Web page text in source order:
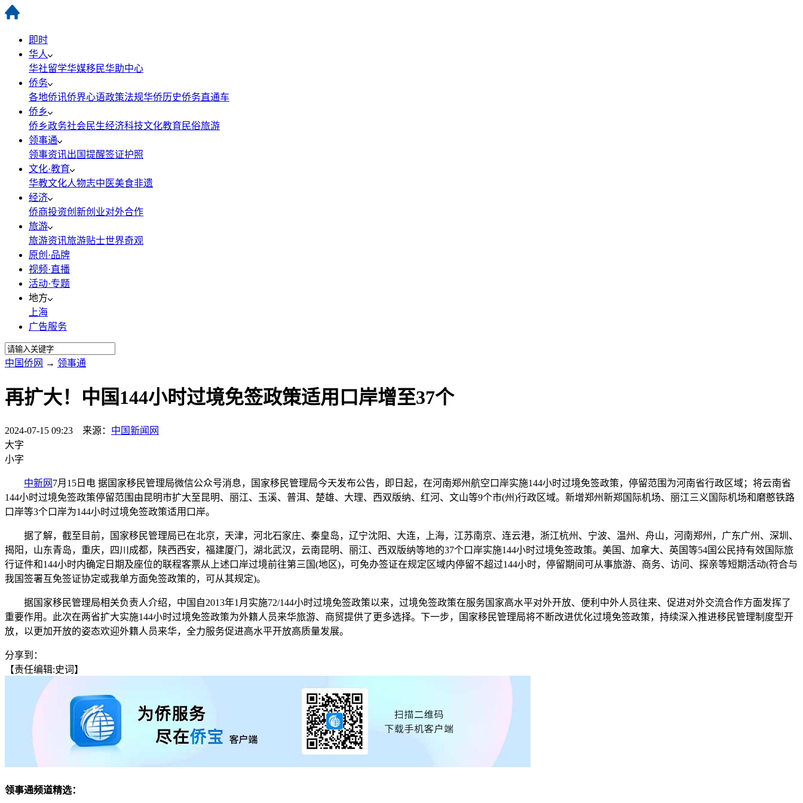
即时
华人
华社留学华媒移民华助中心
侨务
各地侨讯侨界心语政策法规华侨历史侨务直通车
侨乡
侨乡政务社会民生经济科技文化教育 民俗旅游
领事通
领事资讯出国提醒签证护照
文化·教育
华教文化人物志中医美食非遗
经济
侨商投资创新创业对外合作
旅游
旅游资讯旅游贴士世界奇观
原创·品牌
视频·直播
活动·专题
地方
上海
广告服务
中国侨网 → 领事通
再扩大！中国144小时过境免签政策适用口岸增至37个
2024-07-15 09:23 来源： 中国新闻网
大字
小字
中新网 7月15日电 据国家移民管理局微信公众号消息，国家移民管理局今天发布公告，即日起，在河南郑州航空口岸实施144小时过境免签政策，停留范围为河南省行政区域；将云南省
144小时过境免签政策停留范围由昆明市扩大至昆明、丽江、玉溪、普洱、楚雄、大理、西双版纳、红河、文山等9个市(州)行政区域。新增郑州新郑国际机场、丽江三义国际机场和磨憨铁路
口岸等3个口岸为144小时过境免签政策适用口岸。
据了解，截至目前，国家移民管理局已在北京，天津，河北石家庄、秦皇岛，辽宁沈阳、大连，上海，江苏南京、连云港，浙江杭州、宁波、温州、舟山，河南郑州，广东广州、深圳、
揭阳，山东青岛，重庆，四川成都，陕西西安，福建厦门，湖北武汉，云南昆明、丽江、西双版纳等地的37个口岸实施144小时过境免签政策。美国、加拿大、英国等54国公民持有效国际旅
行证件和144小时内确定日期及座位的联程客票从上述口岸过境前往第三国(地区)，可免办签证在规定区域内停留不超过144小时，停留期间可从事旅游、商务、访问、探亲等短期活动(符合与
我国签署互免签证协定或我单方面免签政策的，可从其规定)。
据国家移民管理局相关负责人介绍，中国自2013年1月实施72/144小时过境免签政策以来，过境免签政策在服务国家高水平对外开放、便利中外人员往来、促进对外交流合作方面发挥了
重要作用。此次在两省扩大实施144小时过境免签政策为外籍人员来华旅游、商贸提供了更多选择。下一步，国家移民管理局将不断改进优化过境免签政策，持续深入推进移民管理制度型开
放，以更加开放的姿态欢迎外籍人员来华，全力服务促进高水平开放高质量发展。
分享到：
【责任编辑:史词】
领事通频道精选：